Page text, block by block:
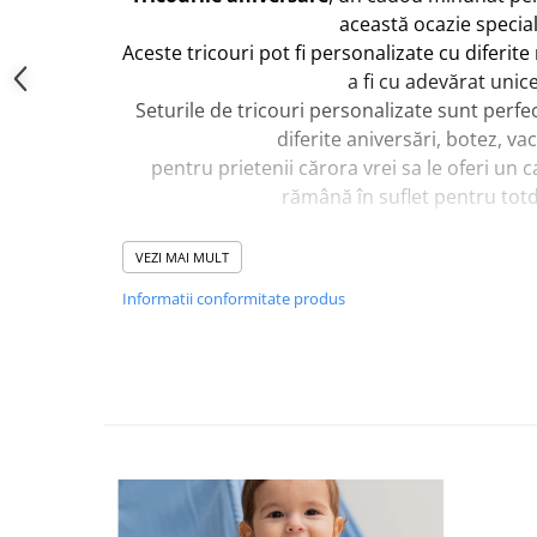
această ocazie
Aceste tricouri pot fi personalizate cu diferite
a fi cu adevărat
Seturile de tricouri personalizate sunt
diferite aniversări, botez,
pentru prietenii cărora vrei sa le oferi un
rămână în suflet pentru
În rubrica"Comentarii
Dacă doriți tricouri și pentru alți membri ai
noi îți vom procesa
VEZI MAI MULT
Informatii conformitate produs